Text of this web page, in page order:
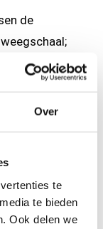
Over
te
te bieden
Ook delen we
de
rusten en
mogelijk;
de lading,
gaat.